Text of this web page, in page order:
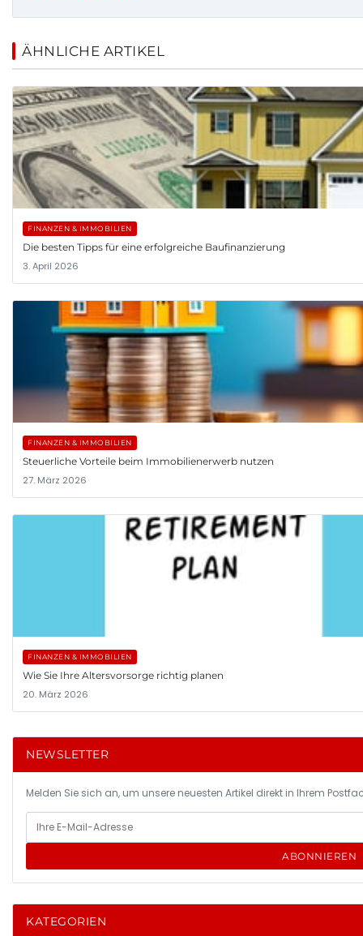
ÄHNLICHE ARTIKEL
FINANZEN & IMMOBILIEN
Die besten Tipps für eine erfolgreiche Baufinanzierung
3. April 2026
FINANZEN & IMMOBILIEN
Steuerliche Vorteile beim Immobilienerwerb nutzen
27. März 2026
FINANZEN & IMMOBILIEN
Wie Sie Ihre Altersvorsorge richtig planen
20. März 2026
NEWSLETTER
Melden Sie sich an, um unsere neuesten Artikel direkt in Ihrem
ABONNIEREN
KATEGORIEN